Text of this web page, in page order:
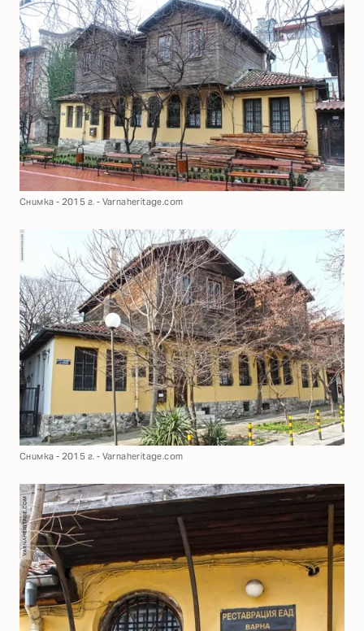
Снимка - 2015 г. - Varnaheritage.com
Снимка - 2015 г. - Varnaheritage.com